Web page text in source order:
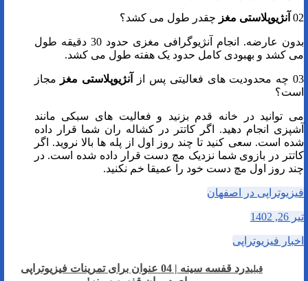
02 آنژیوپلاستی مغز چقدر طول می کشد؟
بدون عارضه. انجام آنژیوگرافی مغزی حدود 30 دقیقه طول
می کشد و بهبودی کامل حدود یک هفته طول می کشد.
03 چه محدودیت های فعالیتی پس از آنژیوپلاستی مغز مجاز
است؟
می توانید در خانه قدم بزنید و فعالیت های سبکی مانند
آشپزی انجام دهید. اگر کاتتر در کشاله ران شما قرار داده
شده است. سعی کنید تا چند روز اول از پله ها بالا نروید. اگر
کاتتر در بازوی شما نزدیک مچ دست قرار داده شده است. در
چند روز اول مچ دست خود را عمیقا خم نکنید.
فیزیوتراپی در اصفهان
تیر 26, 1402
اخبار فیزیوتراپی
قبلی
درد قفسه سینه | 04 عنوان برای تمرینات فیزیوتراپی